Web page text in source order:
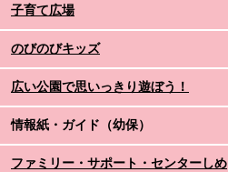
子育て広場
のびのびキッズ
広い公園で思いっきり遊ぼう！
情報紙・ガイド（幼保）
ファミリー・サポート・センターしめ